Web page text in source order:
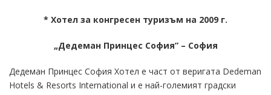
* Хотел за конгресен туризъм на 2009 г.
„Дедеман Принцес София” – София
Дедеман Принцес София Хотел е част от веригата Dedeman
Hotels & Resorts International и е най-големият градски